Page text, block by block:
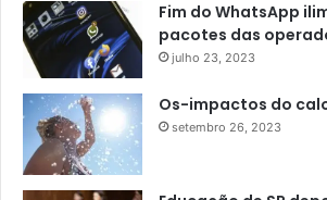
Fim do WhatsApp
pacotes das
julho 23, 2023
Os-impactos do
setembro 26, 2023